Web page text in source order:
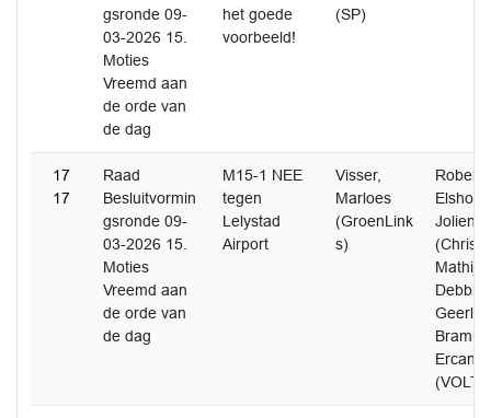
gsronde 09-
03-2026 15.
Moties
Vreemd aan
de orde van
de dag
het goede
voorbeeld!
(SP)
17
17
Raad
Besluitvormin
gsronde 09-
03-2026 15.
Moties
Vreemd aan
de orde van
de dag
M15-1 NEE
tegen
Lelystad
Airport
Visser,
Marloes
(GroenLink
s)
Elshof-
Jolien
Debbie
Ercan,
(VOLT)